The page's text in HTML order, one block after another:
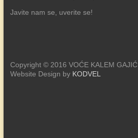
Javite nam se, uverite se!
Copyright © 2016 VOĆE KALEM GAJIĆ
Website Design by KODVEL